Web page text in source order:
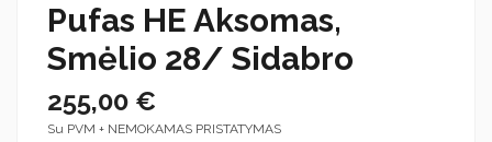
Pufas HE Aksomas,
Smėlio 28/ Sidabro
255,00 €
Su PVM + NEMOKAMAS PRISTATYMAS